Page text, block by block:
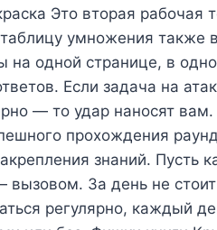
Это вторая рабочая
умножения также
на одной странице, в
Если задача на
— то удар наносят
прохождения
знаний. Пусть
За день не
регулярно, каждый